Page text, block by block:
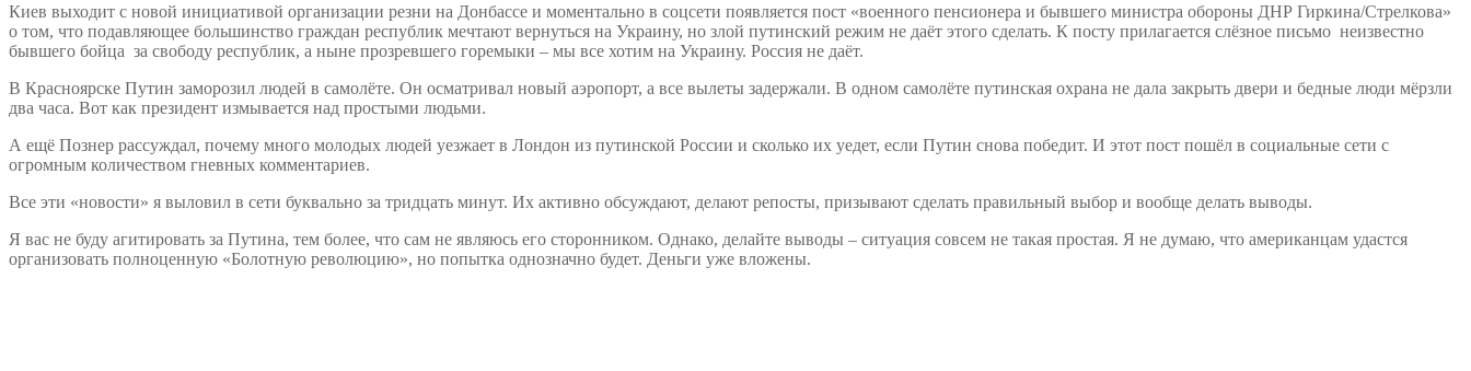
Киев выходит с новой инициативой организации резни на Донбассе и моментально в соцсети появляется пост «военного пенсионера и бывшего министра обороны ДНР Гиркина/Стрелкова»
о том, что подавляющее большинство граждан республик мечтают вернуться на Украину, но злой путинский режим не даёт этого сделать. К посту прилагается слёзное письмо неизвестно
бывшего бойца за свободу республик, а ныне прозревшего горемыки – мы все хотим на Украину. Россия не даёт.
В Красноярске Путин заморозил людей в самолёте. Он осматривал новый аэропорт, а все вылеты задержали. В одном самолёте путинская охрана не дала закрыть двери и бедные люди мёрзли
два часа. Вот как президент измывается над простыми людьми.
А ещё Познер рассуждал, почему много молодых людей уезжает в Лондон из путинской России и сколько их уедет, если Путин снова победит. И этот пост пошёл в социальные сети с
огромным количеством гневных комментариев.
Все эти «новости» я выловил в сети буквально за тридцать минут. Их активно обсуждают, делают репосты, призывают сделать правильный выбор и вообще делать выводы.
Я вас не буду агитировать за Путина, тем более, что сам не являюсь его сторонником. Однако, делайте выводы – ситуация совсем не такая простая. Я не думаю, что американцам удастся
организовать полноценную «Болотную революцию», но попытка однозначно будет. Деньги уже вложены.